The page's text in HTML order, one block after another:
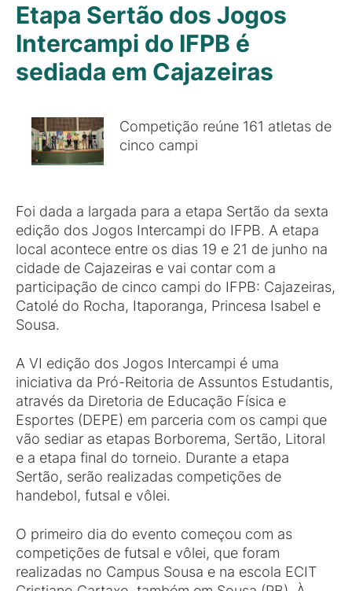
Etapa Sertão dos Jogos
Intercampi do IFPB é
sediada em Cajazeiras
Competição reúne 161 atletas de
cinco campi
Foi dada a largada para a etapa Sertão da sexta
edição dos Jogos Intercampi do IFPB. A etapa
local acontece entre os dias 19 e 21 de junho na
cidade de Cajazeiras e vai contar com a
participação de cinco campi do IFPB: Cajazeiras,
Catolé do Rocha, Itaporanga, Princesa Isabel e
Sousa.
A VI edição dos Jogos Intercampi é uma
iniciativa da Pró-Reitoria de Assuntos Estudantis,
através da Diretoria de Educação Física e
Esportes (DEPE) em parceria com os campi que
vão sediar as etapas Borborema, Sertão, Litoral
e a etapa final do torneio. Durante a etapa
Sertão, serão realizadas competições de
handebol, futsal e vôlei.
O primeiro dia do evento começou com as
competições de futsal e vôlei, que foram
realizadas no Campus Sousa e na escola ECIT